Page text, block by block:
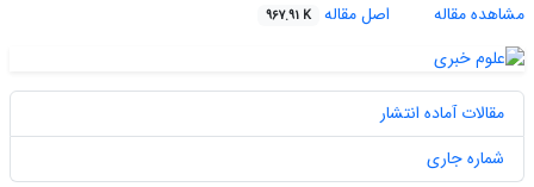
مشاهده مقاله
اصل مقاله 967.91 K
مقالات آماده انتشار
شماره جاری